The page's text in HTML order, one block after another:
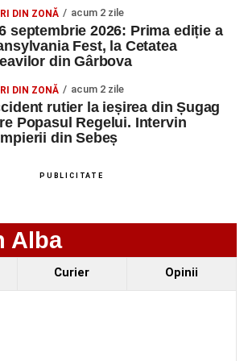
ne pe Google News
din Sebeș
salvată de pompierii din Sebeș. Un
scos în siguranță de sub o stivă de
strada Dorobanți din Sebeș: fermeie
rănită grav, după ce a fost lovită de o
DIN ZONĂ acum 2 zile
septembrie 2026: Prima ediție a
Fest, la Cetatea
din Gârbova
DIN ZONĂ acum 2 zile
rutier la ieșirea din Șugag
Popasul Regelui. Intervin
din Sebeș
PUBLICITATE
Alba
Curier Opinii